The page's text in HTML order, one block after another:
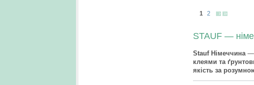
1 2
STAUF —
Stauf Німеччина —
клеями та
якість за